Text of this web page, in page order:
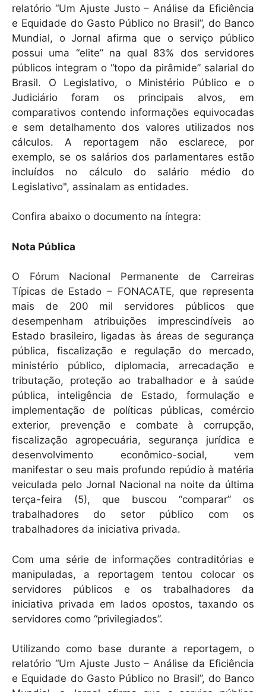
relatório “Um Ajuste Justo – Análise da Eficiência
e Equidade do Gasto Público no Brasil”, do Banco
Mundial, o Jornal afirma que o serviço público
possui uma “elite” na qual 83% dos servidores
públicos integram o “topo da pirâmide” salarial do
Brasil. O Legislativo, o Ministério Público e o
Judiciário foram os principais alvos, em
comparativos contendo informações equivocadas
e sem detalhamento dos valores utilizados nos
cálculos. A reportagem não esclarece, por
exemplo, se os salários dos parlamentares estão
incluídos no cálculo do salário médio do
Legislativo", assinalam as entidades.
Confira abaixo o documento na íntegra:
Nota Pública
O Fórum Nacional Permanente de Carreiras
Típicas de Estado – FONACATE, que representa
mais de 200 mil servidores públicos que
desempenham atribuições imprescindíveis ao
Estado brasileiro, ligadas às áreas de segurança
pública, fiscalização e regulação do mercado,
ministério público, diplomacia, arrecadação e
tributação, proteção ao trabalhador e à saúde
pública, inteligência de Estado, formulação e
implementação de políticas públicas, comércio
exterior, prevenção e combate à corrupção,
fiscalização agropecuária, segurança jurídica e
desenvolvimento econômico-social, vem
manifestar o seu mais profundo repúdio à matéria
veiculada pelo Jornal Nacional na noite da última
terça-feira (5), que buscou “comparar” os
trabalhadores do setor público com os
trabalhadores da iniciativa privada.
Com uma série de informações contraditórias e
manipuladas, a reportagem tentou colocar os
servidores públicos e os trabalhadores da
iniciativa privada em lados opostos, taxando os
servidores como “privilegiados”.
Utilizando como base durante a reportagem, o
relatório “Um Ajuste Justo – Análise da Eficiência
e Equidade do Gasto Público no Brasil”, do Banco